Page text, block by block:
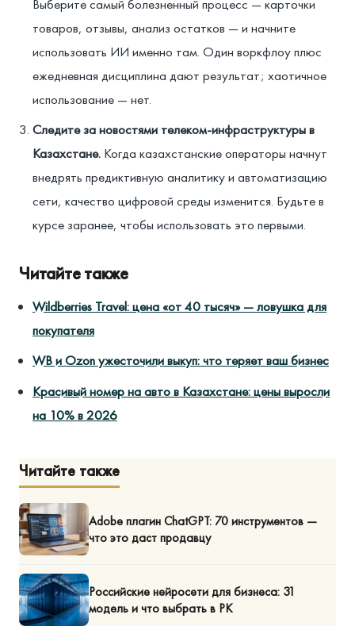
Выберите самый болезненный процесс — карточки
товаров, отзывы, анализ остатков — и начните
использовать ИИ именно там. Один воркфлоу плюс
ежедневная дисциплина дают результат; хаотичное
использование — нет.
Следите за новостями телеком-инфраструктуры в
Казахстане. Когда казахстанские операторы начнут
внедрять предиктивную аналитику и автоматизацию
сети, качество цифровой среды изменится. Будьте в
курсе заранее, чтобы использовать это первыми.
Читайте также
Wildberries Travel: цена «от 40 тысяч» — ловушка для
покупателя
WB и Ozon ужесточили выкуп: что теряет ваш бизнес
Красивый номер на авто в Казахстане: цены выросли
на 10% в 2026
Читайте также
Adobe плагин ChatGPT: 70 инструментов —
что это даст продавцу
Российские нейросети для бизнеса: 31
модель и что выбрать в РК